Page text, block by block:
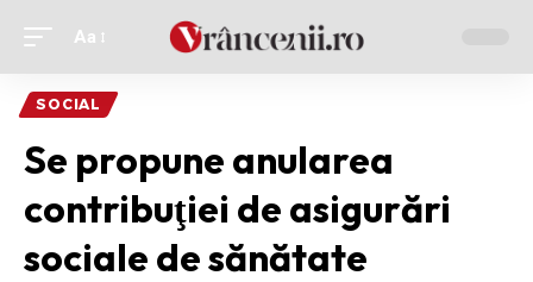
Ajustor
font
Aa
SOCIAL
Se propune anularea
contribuţiei de asigurări
sociale de sănătate